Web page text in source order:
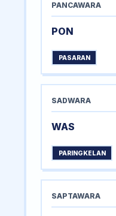
PANCAWARA
PON
PASARAN
SADWARA
WAS
PARINGKELAN
SAPTAWARA